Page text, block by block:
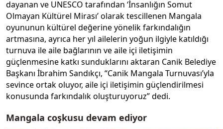
dayanan ve UNESCO tarafından ‘İnsanlığın Somut
Olmayan Kültürel Mirası’ olarak tescillenen Mangala
oyununun kültürel değerine yönelik farkındalığın
artmasına, ayrıca her yıl ailelerin yoğun ilgiyle katıldığı
turnuva ile aile bağlarının ve aile içi iletişimin
güçlenmesine katkı sunduklarını aktaran Canik Belediye
Başkanı İbrahim Sandıkçı, “Canik Mangala Turnuvası’yla
sevince ortak oluyor, aile içi iletişimin güçlendirilmesi
konusunda farkındalık oluşturuyoruz” dedi.
Mangala coşkusu devam ediyor